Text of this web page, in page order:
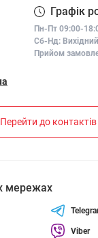
Графік
Пн-Пт 09:00-
Сб-Нд: Вихідний
Прийом
Перейти до контактів
мережах
Viber